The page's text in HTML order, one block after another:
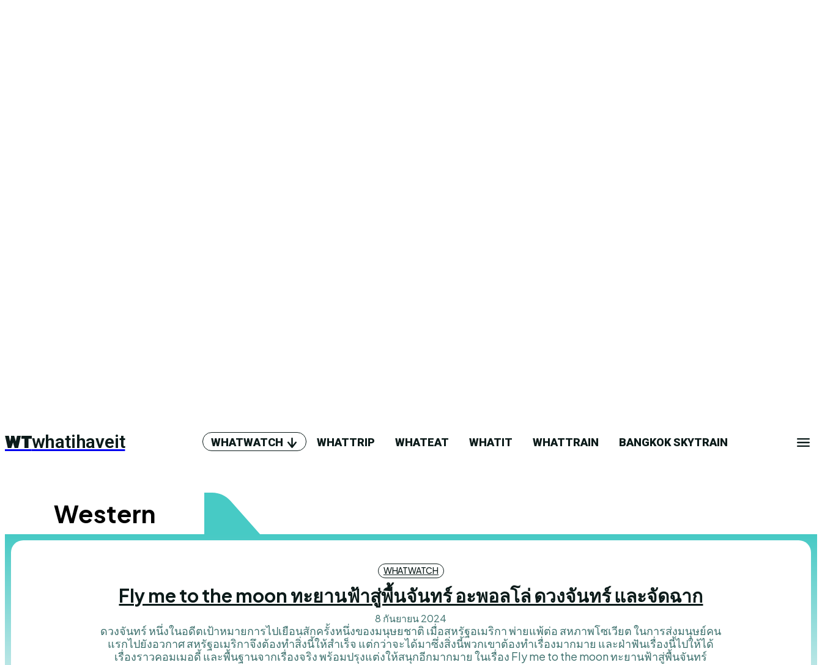
WTwhatihaveit WHATWATCH WHATTRIP WHATEAT WHATIT WHATTRAIN BANGKOK SKYTRAIN
Western
WHATWATCH
Fly me to the moon ทะยานฟ้าสู่พื้นจันทร์ อะพอลโล่ ดวงจันทร์ และจัดฉาก
8 กันยายน 2024
ดวงจันทร์ หนึ่งในอดีตเป้าหมายการไปเยือนสักครั้งหนึ่งของมนุษยชาติ เมื่อสหรัฐอเมริกา พ่ายแพ้ต่อ สหภาพโซเวียต ในการส่งมนุษย์คน
แรกไปยังอวกาศ สหรัฐอเมริกาจึงต้องทำสิ่งนี้ให้สำเร็จ แต่กว่าจะได้มาซึ่งสิ่งนี้พวกเขาต้องทำเรื่องมากมาย และฝ่าฟันเรื่องนี้ไปให้ได้
เรื่องราวคอมเมอดี้ และพื้นฐานจากเรื่องจริง พร้อมปรุงแต่งให้สนุกอีกมากมาย ในเรื่อง Fly me to the moon ทะยานฟ้าสู่พื้นจันทร์